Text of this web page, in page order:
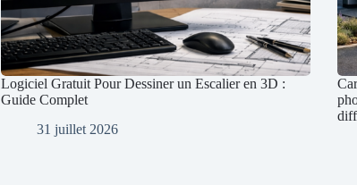
Logiciel Gratuit Pour Dessiner un Escalier en 3D :
Guide Complet
31 juillet 2026